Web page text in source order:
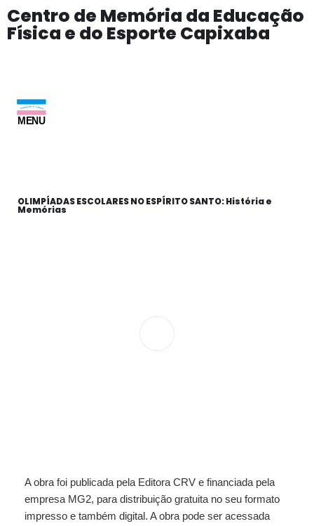
Pular
Centro de Memória da Educação
Física e do Esporte Capixaba
MENU
OLIMPÍADAS ESCOLARES NO ESPÍRITO SANTO: História e
Memórias
A obra foi publicada pela Editora CRV e financiada pela
empresa MG2, para distribuição gratuita no seu formato
impresso e também digital. A obra pode ser acessada